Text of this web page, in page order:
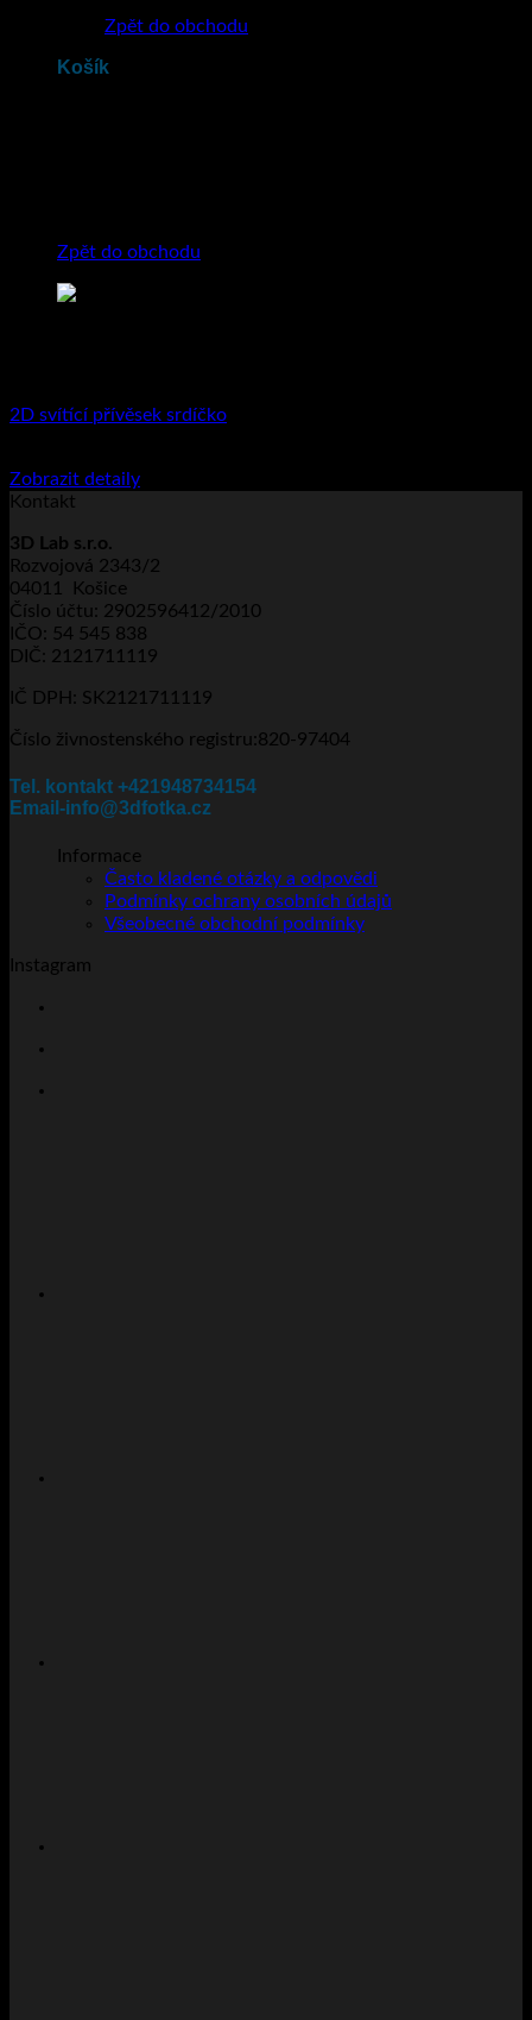
Zpět do obchodu
Košík
Zpět do obchodu
2D svítící přívěsek srdíčko
Zobrazit detailyTento
variant.
lze
vybrat
na
produktu
Kontakt
3D Lab s.r.o.
Rozvojová 2343/2
04011 Košice
Číslo účtu: 2902596412/2010
IČO: 54 545 838
DIČ: 2121711119
IČ DPH: SK2121711119
Číslo živnostenského registru:820-97404
Tel. kontakt +421948734154
Email-info@3dfotka.cz
Informace
Často kladené otázky a odpovědi
Podmínky ochrany osobních údajů
Všeobecné obchodní podmínky
Instagram